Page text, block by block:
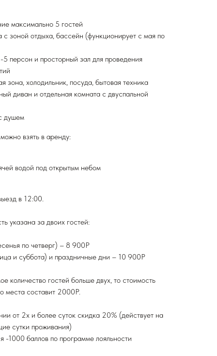
максимально 5 гостей
зоной отдыха, бассейн (функционирует с мая по
персон и просторный зал для проведения
зона, холодильник, посуда, бытовая техника
диван и отдельная комната с двуспальной
душем
взять в аренду:
водой под открытым небом
в 12:00.
указана за двоих гостей:
по четверг) – 8 900Р
и суббота) и праздничные дни – 10 900Р
количество гостей больше двух, то стоимость
места составит 2000Р.
от 2х и более суток скидка 20% (действует на
сутки проживания)
-1000 баллов по программе лояльности